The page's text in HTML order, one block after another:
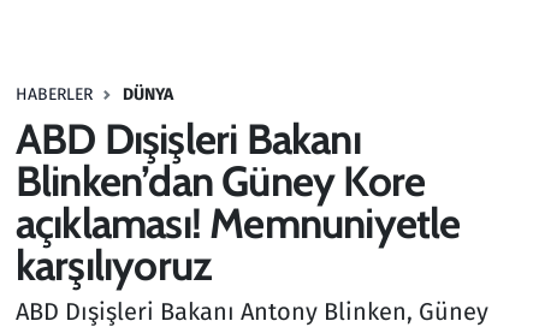
HABERLER DÜNYA
ABD Dışişleri Bakanı
Blinken’dan Güney Kore
açıklaması! Memnuniyetle
karşılıyoruz
ABD Dışişleri Bakanı Antony Blinken, Güney
Haber
Kültür Sanat
Kurumsal Haberler
Lezzet Durağı